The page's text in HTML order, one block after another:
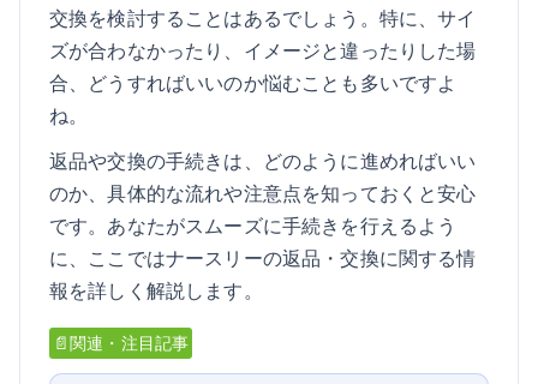
交換を検討することはあるでしょう。特に、サイ
ズが合わなかったり、イメージと違ったりした場
合、どうすればいいのか悩むことも多いですよ
ね。
返品や交換の手続きは、どのように進めればいい
のか、具体的な流れや注意点を知っておくと安心
です。あなたがスムーズに手続きを行えるよう
に、ここではナースリーの返品・交換に関する情
報を詳しく解説します。
📄関連・注目記事